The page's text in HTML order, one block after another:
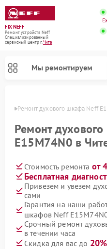
FIX-NEFF
Ремонт устройств Neff
Специализированный
cервисный центр г.Чита
Мы ремонтируем
Ремонт духового шкафа Neff
Ремонт
E15M74N0 в
Стоимость ремонта от
Бесплатная
Привезем и увезем
сами
Гарантия на наши
шкафов Neff
Срочный ремонт
в течении часа
Скидка для вас до 20%